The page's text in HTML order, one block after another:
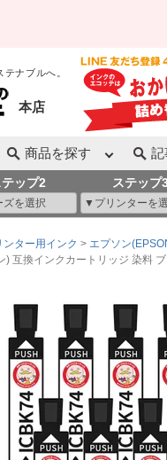
ナブルへ。
本店
商品を探す 記
テップ2 ステップ
ンター用インク エプソン
) 互換インクカートリッジ 染料